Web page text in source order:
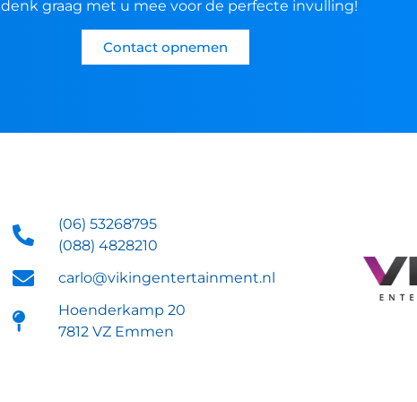
denk graag met u mee voor de perfecte invulling!
Contact opnemen
(06) 53268795
(088) 4828210
carlo@vikingentertainment.nl
Hoenderkamp 20
7812 VZ Emmen